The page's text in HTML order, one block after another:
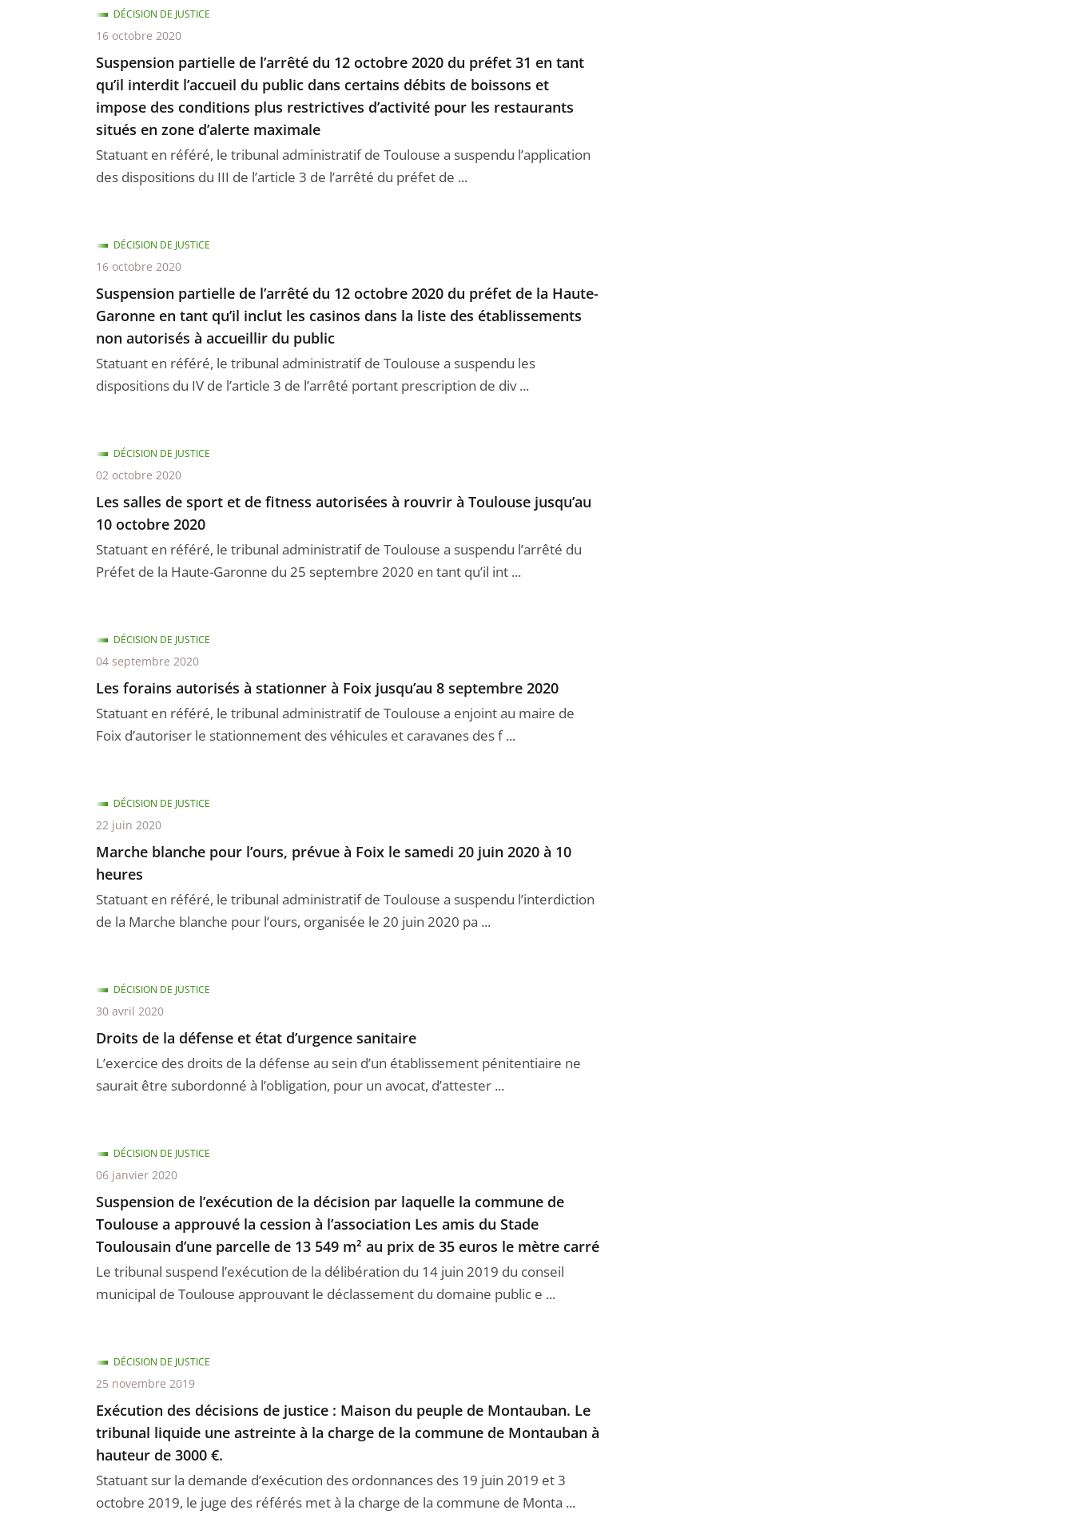
Suspension partielle de l’arrêté du 12 octobre 2020 du préfet 31 en tant
qu’il interdit l’accueil du public dans certains débits de boissons et
impose des conditions plus restrictives d’activité pour les restaurants
situés en zone d’alerte maximale
Statuant en référé, le tribunal administratif de Toulouse a suspendu l’application
des dispositions du III de l’article 3 de l’arrêté du préfet de ...
DÉCISION DE JUSTICE
16 octobre 2020
Suspension partielle de l’arrêté du 12 octobre 2020 du préfet de la Haute-
Garonne en tant qu’il inclut les casinos dans la liste des établissements
non autorisés à accueillir du public
Statuant en référé, le tribunal administratif de Toulouse a suspendu les
dispositions du IV de l’article 3 de l’arrêté portant prescription de div ...
DÉCISION DE JUSTICE
16 octobre 2020
Les salles de sport et de fitness autorisées à rouvrir à Toulouse jusqu’au
10 octobre 2020
Statuant en référé, le tribunal administratif de Toulouse a suspendu l’arrêté du
Préfet de la Haute-Garonne du 25 septembre 2020 en tant qu’il int ...
DÉCISION DE JUSTICE
02 octobre 2020
Les forains autorisés à stationner à Foix jusqu’au 8 septembre 2020
Statuant en référé, le tribunal administratif de Toulouse a enjoint au maire de
Foix d’autoriser le stationnement des véhicules et caravanes des f ...
DÉCISION DE JUSTICE
04 septembre 2020
Marche blanche pour l’ours, prévue à Foix le samedi 20 juin 2020 à 10
heures
Statuant en référé, le tribunal administratif de Toulouse a suspendu l’interdiction
de la Marche blanche pour l’ours, organisée le 20 juin 2020 pa ...
DÉCISION DE JUSTICE
22 juin 2020
Droits de la défense et état d’urgence sanitaire
L’exercice des droits de la défense au sein d’un établissement pénitentiaire ne
saurait être subordonné à l’obligation, pour un avocat, d’attester ...
DÉCISION DE JUSTICE
30 avril 2020
Suspension de l’exécution de la décision par laquelle la commune de
Toulouse a approuvé la cession à l’association Les amis du Stade
Toulousain d’une parcelle de 13 549 m² au prix de 35 euros le mètre carré
Le tribunal suspend l’exécution de la délibération du 14 juin 2019 du conseil
municipal de Toulouse approuvant le déclassement du domaine public e ...
DÉCISION DE JUSTICE
06 janvier 2020
Exécution des décisions de justice : Maison du peuple de Montauban. Le
tribunal liquide une astreinte à la charge de la commune de Montauban à
hauteur de 3000 €.
Statuant sur la demande d’exécution des ordonnances des 19 juin 2019 et 3
octobre 2019, le juge des référés met à la charge de la commune de Monta ...
DÉCISION DE JUSTICE
25 novembre 2019